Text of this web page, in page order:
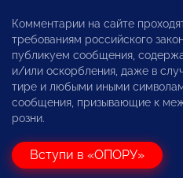
Комментарии на сайте
требованиям российского
публикуем сообщения,
и/или оскорбления, даже в
тире и любыми иными
сообщения, призывающие к
розни.
Вступи в «ОПОРУ»